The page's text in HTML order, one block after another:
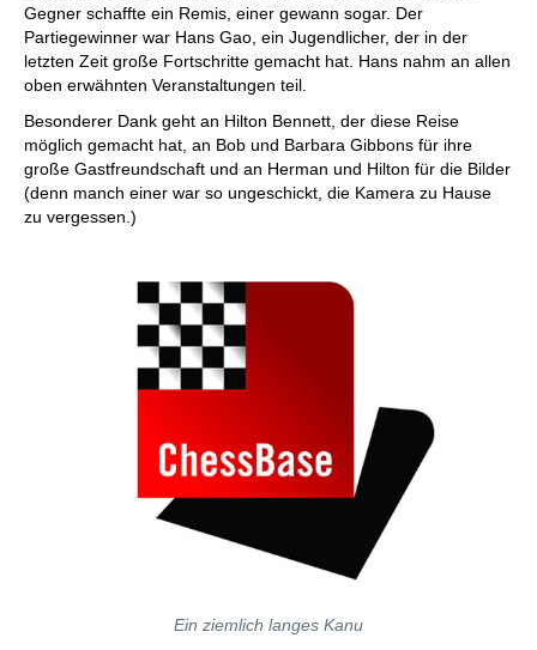
Gegner schaffte ein Remis, einer gewann sogar. Der
Partiegewinner war Hans Gao, ein Jugendlicher, der in der
letzten Zeit große Fortschritte gemacht hat. Hans nahm an allen
oben erwähnten Veranstaltungen teil.
Besonderer Dank geht an Hilton Bennett, der diese Reise
möglich gemacht hat, an Bob und Barbara Gibbons für ihre
große Gastfreundschaft und an Herman und Hilton für die Bilder
(denn manch einer war so ungeschickt, die Kamera zu Hause
zu vergessen.)
Ein ziemlich langes Kanu